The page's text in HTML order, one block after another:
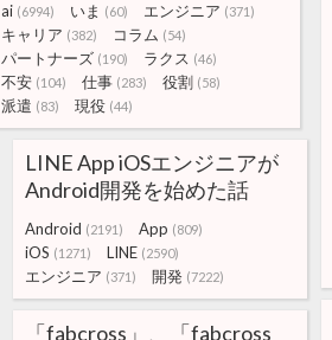
ai (6994) いま (60) エンジニア (371)
キャリア (382) コラム (54)
パートナーズ (190) ラクス (46)
不安 (104) 仕事 (283) 役割 (58)
派遣 (83) 現役 (44)
LINE App iOSエンジニアが
Android開発を始めた話
Android (2191) App (809)
iOS (1271) LINE (2590)
エンジニア (371) 開発 (7222)
「fabcross」、「fabcross